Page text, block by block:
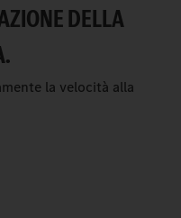
DELLA
la velocità alla